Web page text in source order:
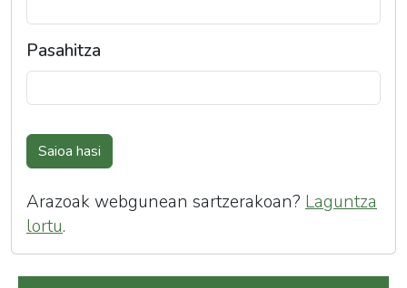
Pasahitza
Saioa hasi
Arazoak webgunean sartzerakoan? Laguntza
lortu.